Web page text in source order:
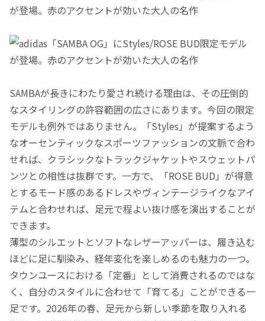
SAMBAが長きにわたり愛され続ける理由は、その圧倒的
なスタイリングの許容範囲の広さにあります。今回の限定
モデルも例外ではありません。「Styles」が提案するよう
なオーセンティックなスポーツファッションの文脈で合わ
せれば、クラシックなトラックジャケットやスウェットパ
ンツとの相性は抜群です。一方で、「ROSE BUD」が得意
とするモード感のあるドレスやヴィンテージライクなアイ
テムと合わせれば、足元で程よい抜け感を演出することが
できます。
薄型のシルエットとソフトなレザーアッパーは、履き込む
ほどに足に馴染み、経年変化を楽しめるのも魅力の一つ。
タウンユースにおける「定番」として消費されるのではな
く、自分のスタイルに合わせて「育てる」ことができる一
足です。2026年の春、足元から新しい季節を取り入れる